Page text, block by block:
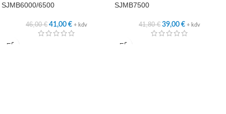
SJMB6000/6500
46,00€ 41,00 € + kdv
SJMB7500
41,80€ 39,00 € + kdv